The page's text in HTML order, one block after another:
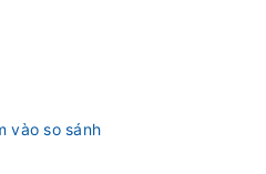
vào so sánh